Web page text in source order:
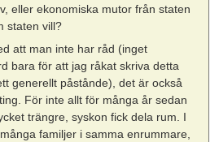
eller ekonomiska mutor från staten
staten vill?
att man inte har råd (inget
bara för att jag råkat skriva detta
generellt påstånde), det är också
För inte allt för många år sedan
trängre, syskon fick dela rum. I
familjer i samma enrummare,